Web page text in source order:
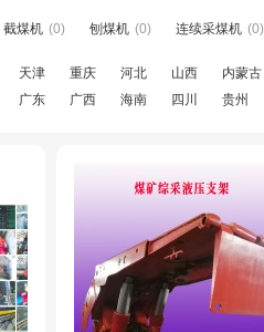
截煤机 (0) 刨煤机 (0) 连续采煤机 (0)
天津 重庆 河北 山西 内蒙古
广东 广西 海南 四川 贵州